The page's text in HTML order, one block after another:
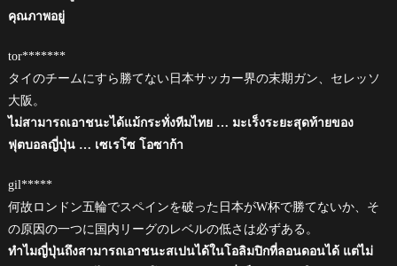
คุณภาพอยู่
tor*******
タイのチームにすら勝てない日本サッカー界の末期ガン、セレッソ
大阪。
ไม่สามารถเอาชนะได้แม้กระทั่งทีมไทย … มะเร็งระยะสุดท้ายของ
ฟุตบอลญี่ปุ่น … เซเรโซ โอซาก้า
gil*****
何故ロンドン五輪でスペインを破った日本がW杯で勝てないか、そ
の原因の一つに国内リーグのレベルの低さは必ずある。
ทำไมญี่ปุ่นถึงสามารถเอาชนะสเปนได้ในโอลิมปิกที่ลอนดอนได้ แต่ไม่